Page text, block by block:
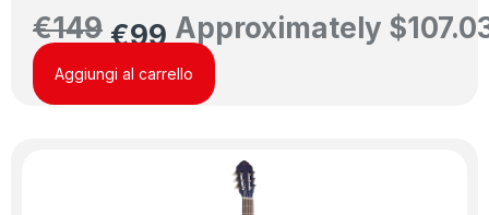
€149 €99 Approximately $
Aggiungi al carrello